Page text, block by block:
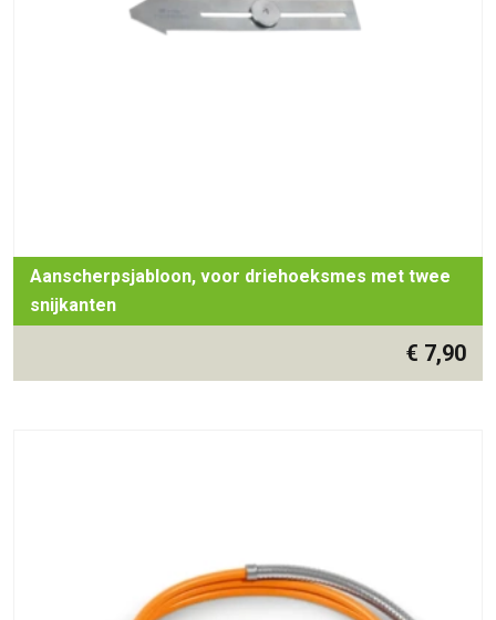
Aanscherpsjabloon, voor driehoeksmes met twee
snijkanten
€ 7,90